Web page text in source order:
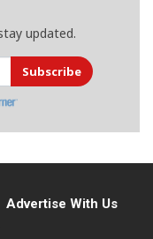
updated.
Subscribe
Advertise With Us